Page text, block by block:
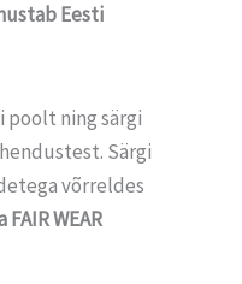
Eesti
poolt ning särgi
Särgi
võrreldes
FAIR WEAR